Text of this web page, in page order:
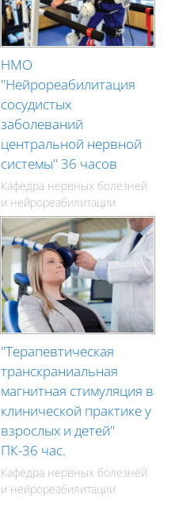
НМО
"Нейрореабилитация
сосудистых
заболеваний
центральной нервной
системы" 36 часов
Кафедра нервных болезней
и нейрореабилитации
"Терапевтическая
транскраниальная
магнитная стимуляция в
клинической практике у
взрослых и детей"
ПК-36 час.
Кафедра нервных болезней
и нейрореабилитации